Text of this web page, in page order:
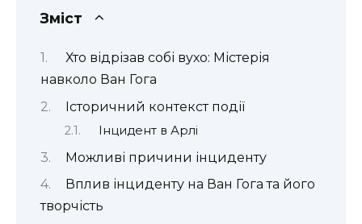
Зміст
Хто відрізав собі вухо: Містерія
навколо Ван Гога
Історичний контекст події
Інцидент в Арлі
Можливі причини інциденту
Вплив інциденту на Ван Гога та його
творчість